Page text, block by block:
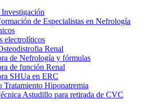
de Especialistas en Nefrología
electrolíticos
Renal
de Nefrología y fórmulas
de función Renal
SHUa en ERC
Tratamiento Hiponatremia
Astudillo para retirada de CVC